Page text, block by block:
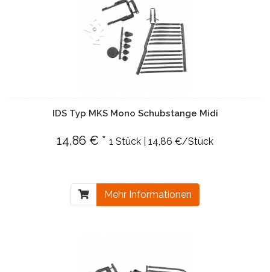
IDS Typ MKS Mono Schubstange Midi
14,86 € * 1 Stück | 14,86 €/Stück
Mehr Informationen